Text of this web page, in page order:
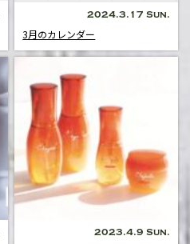
2024.3.17 Sun.
3月のカレンダー
2023.4.9 Sun.